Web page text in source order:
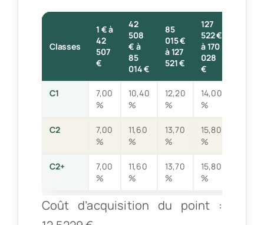
Classes
1 € à
42
507
€
42
508
€ à
85
014 €
85
015 €
à 127
521 €
127
522 €
à 170
028
€
C1
7,00
%
10,40
%
12,20
%
14,00
%
C2
7,00
%
11,60
%
13,70
%
15,80
%
C2+
7,00
%
11,60
%
13,70
%
15,80
%
Coût d’acquisition du point :